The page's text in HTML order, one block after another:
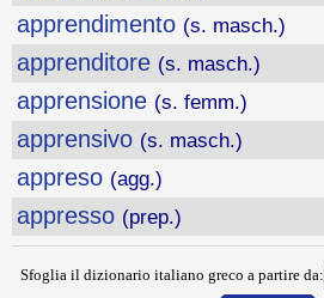
apprendimento (s. masch.)
apprenditore (s. masch.)
apprensione (s. femm.)
apprensivo (s. masch.)
appreso (agg.)
appresso (prep.)
Sfoglia il dizionario italiano greco a partire da: